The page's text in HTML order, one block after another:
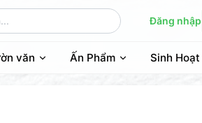
Đăng nhập
văn Ấn Phẩm Sinh Hoạt